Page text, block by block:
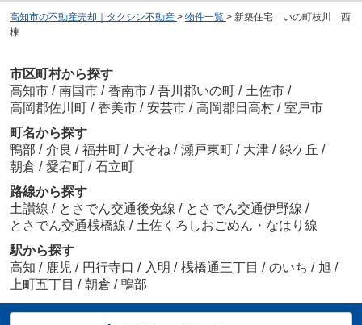
高知市の不動産売却｜タクシン不動産 > 物件一覧 > 新築住宅 いの町枝川 西
棟
市区町村から探す
高知市 / 南国市 / 香南市 / 吾川郡いの町 / 土佐市 /
高岡郡佐川町 / 香美市 / 安芸市 / 高岡郡日高村 / 室戸市
町名から探す
鴨部 / 介良 / 福井町 / 大そね / 瀬戸東町 / 大津 / 緑ケ丘 /
朝倉 / 愛宕町 / 石立町
路線から探す
土讃線 / とさでん交通後免線 / とさでん交通伊野線 /
とさでん交通桟橋線 / 土佐くろしおごめん・なはり線
駅から探す
高知 / 鹿児 / 円行寺口 / 入明 / 桟橋通三丁目 / のいち / 旭 /
上町五丁目 / 朝倉 / 鴨部